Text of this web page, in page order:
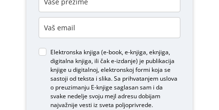
Elektronska knjiga (e-book, e-knjiga, eknjiga,
digitalna knjiga, ili čak e-izdanje) je publikacija
knjige u digitalnoj, elektronskoj formi koja se
sastoji od teksta i slika. Sa prihvatanjem uslova
o preuzimanju E-knjigesaglasan sam i da
svake nedelje svoju mejl adresu dobijam
najvažnije vesti iz sveta poljoprivrede.